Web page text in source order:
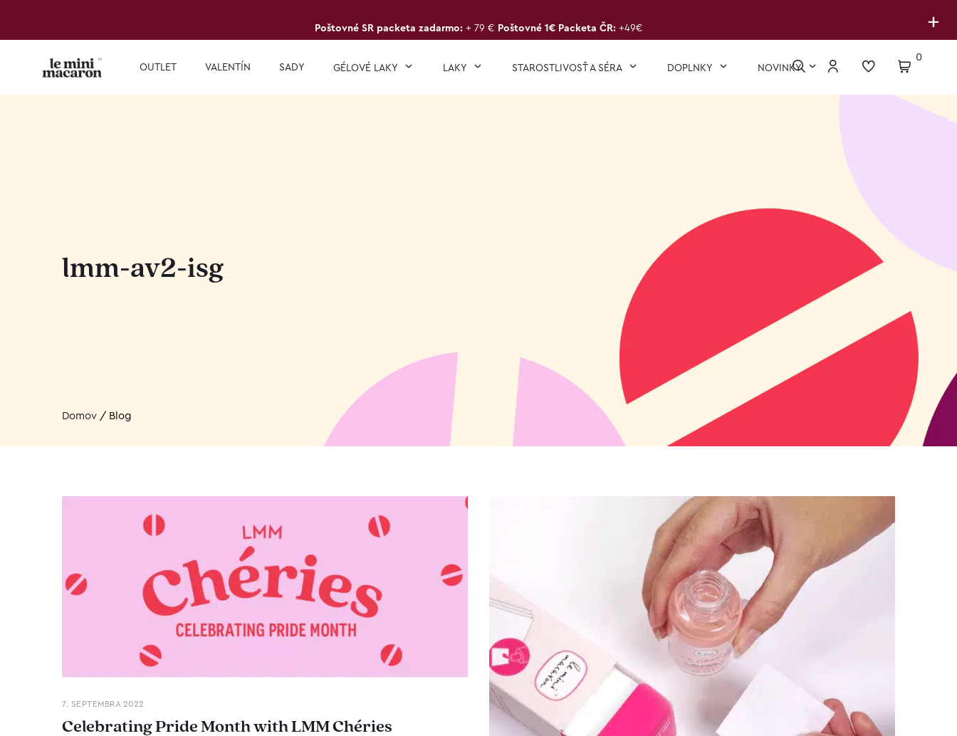
+
Poštovné SR packeta zadarmo: + 79 € Poštovné 1€ Packeta ČR: +49€
OUTLET VALENTÍN SADY GÉLOVÉ LAKY LAKY STAROSTLIVOSŤ A SÉRA DOPLNKY NOVINKY
0
lmm-av2-isg
Domov / Blog
7. SEPTEMBRA 2022
Celebrating Pride Month with LMM Chéries